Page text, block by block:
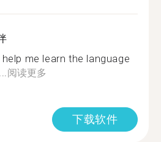
me learn the language
阅读更多
下载软件